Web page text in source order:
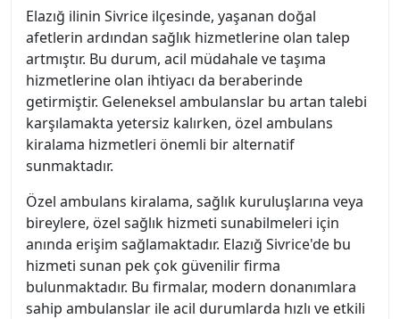
Elazığ ilinin Sivrice ilçesinde, yaşanan doğal
afetlerin ardından sağlık hizmetlerine olan talep
artmıştır. Bu durum, acil müdahale ve taşıma
hizmetlerine olan ihtiyacı da beraberinde
getirmiştir. Geleneksel ambulanslar bu artan talebi
karşılamakta yetersiz kalırken, özel ambulans
kiralama hizmetleri önemli bir alternatif
sunmaktadır.
Özel ambulans kiralama, sağlık kuruluşlarına veya
bireylere, özel sağlık hizmeti sunabilmeleri için
anında erişim sağlamaktadır. Elazığ Sivrice'de bu
hizmeti sunan pek çok güvenilir firma
bulunmaktadır. Bu firmalar, modern donanımlara
sahip ambulanslar ile acil durumlarda hızlı ve etkili